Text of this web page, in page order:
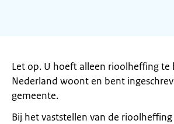
Let op. U hoeft alleen rioolheffing te
Nederland woont en bent
gemeente.
Bij het vaststellen van de